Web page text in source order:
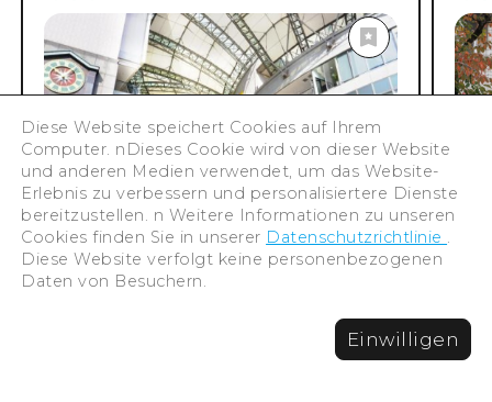
Motomachi Credo Pacela
Diese Website speichert Cookies auf Ihrem
Computer. nDieses Cookie wird von dieser Website
und anderen Medien verwendet, um das Website-
Erlebnis zu verbessern und personalisiertere Dienste
bereitzustellen. n Weitere Informationen zu unseren
Cookies finden Sie in unserer Datenschutzrichtlinie .
Diese Website verfolgt keine personenbezogenen
Daten von Besuchern.
Einwilligen